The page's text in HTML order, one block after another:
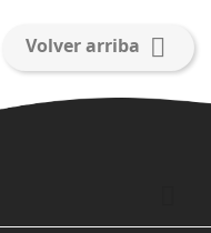
Volver arriba 